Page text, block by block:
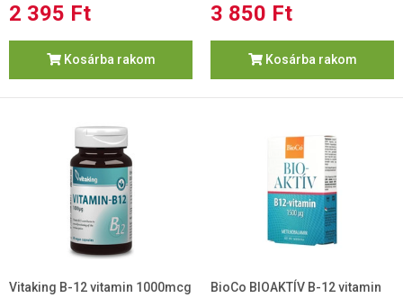
2 395 Ft
Kosárba rakom
3 850 Ft
Kosárba rakom
Vitaking B-12 vitamin 1000mcg
BioCo BIOAKTÍV B-12 vitamin